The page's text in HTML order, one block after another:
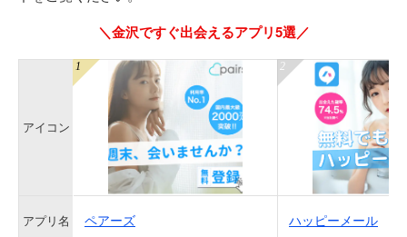
＼金沢ですぐ出会えるアプリ5選／
アイコン
アプリ名 ペアーズ ハッピーメール